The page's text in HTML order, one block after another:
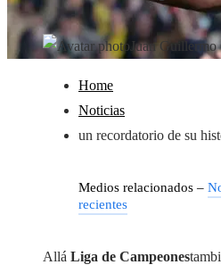
Juan Guillermo
Home
Noticias
un recordatorio de su
Medios relacionados –
recientes
Allá Liga de Campeones